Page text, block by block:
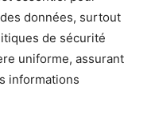
données, surtout
de sécurité
uniforme, assurant
informations